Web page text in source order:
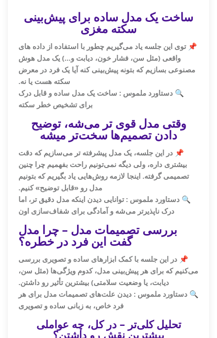
ساخت یک مدل ساده برای پیش‌بینی
سکته مغزی
📌 توی این جلسه یاد می‌گیریم چطور با استفاده از داده‌ های
واقعی (مثل سن، فشار خون، دیابت و…) یک مدل هوش
مصنوعی بسازیم که بتونه پیش‌بینی کنه آیا یک فرد در معرض
سکته هست یا نه.
🔍 دستاورد ملموس : ساخت یک مدل ساده و قابل درک
برای تشخیص خطر سکته
وقتی مدل قوی‌ تر می‌شه، توضیح
دادن تصمیم‌ها سخت‌تر میشه
📌 در این جلسه، یک مدل پیشرفته‌ تر می‌سازیم که دقت
بیشتری داره، ولی دیگه نمی‌تونیم راحت بفهمیم چرا چنین
تصمیمی گرفته. اینجا لازمه روش‌هایی یاد بگیریم که بتونیم
مدل رو «قابل توضیح» کنیم.
🔍 دستاورد ملموس : توانایی دیدن اینکه مدل دقیق‌ تر، اما
درک‌ ناپذیرتر می‌شه و آمادگی برای شفاف‌سازی اون
بررسی تصمیمات مدل – چرا مدل
گفت این فرد در خطره؟
📌 در این جلسه با کمک ابزارهای ساده و تصویری بررسی
می‌کنیم که برای هر پیش‌بینی مدل، کدوم ویژگی‌ها (مثل سن،
دیابت، یا وضعیت سلامتی) بیشترین تأثیر رو داشتن.
🔍 دستاورد ملموس : دیدن علت‌های تصمیمات مدل برای هر
فرد خاص، به زبانی ساده و تصویری
تحلیل کلی‌تر – در کل، چه عواملی
بیشترین نقش رو داشتن؟